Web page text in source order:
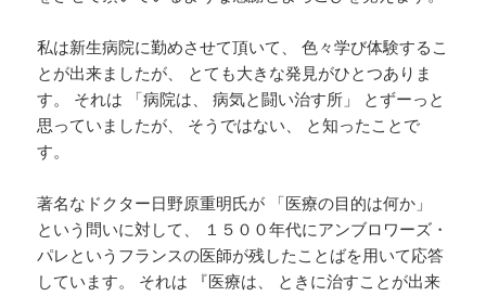
私は新生病院に勤めさせて頂いて、 色々学び体験するこ
とが出来ましたが、 とても大きな発見がひとつありま
す。 それは 「病院は、 病気と闘い治す所」 とずーっと
思っていましたが、 そうではない、 と知ったことで
す。
著名なドクター日野原重明氏が 「医療の目的は何か」
という問いに対して、 １５００年代にアンブロワーズ・
パレというフランスの医師が残したことばを用いて応答
しています。 それは 『医療は、 ときに治すことが出来